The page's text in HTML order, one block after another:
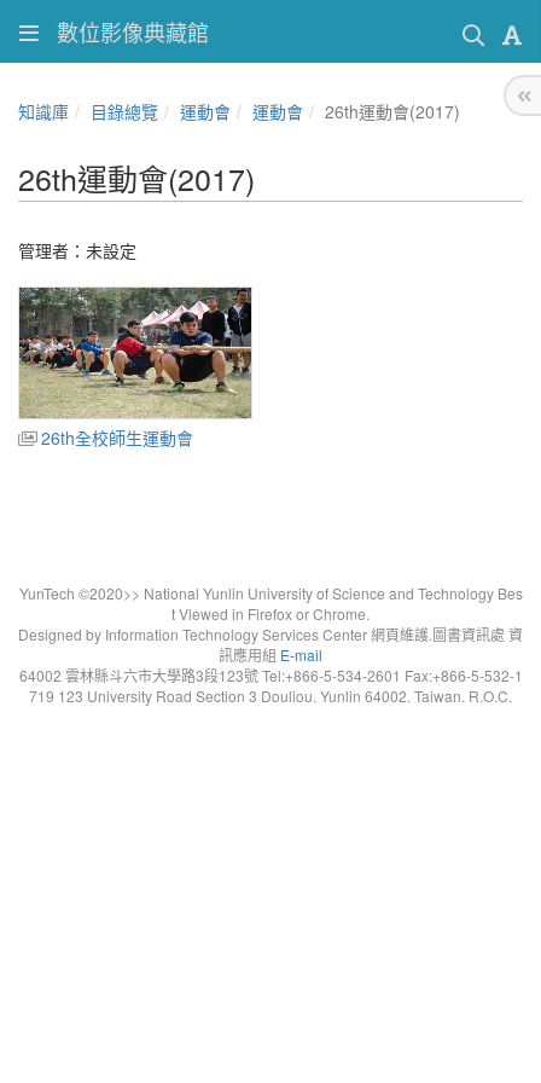
數位影像典藏館
知識庫 目錄總覽 運動會 運動會 26th運動會(2017)
26th運動會(2017)
管理者：未設定
26th全校師生運動會
YunTech ©2020>> National Yunlin University of Science and Technology Bes
t Viewed in Firefox or Chrome.
Designed by Information Technology Services Center 網頁維護.圖書資訊處 資
訊應用組 E-mail
64002 雲林縣斗六市大學路3段123號 Tel:+866-5-534-2601 Fax:+866-5-532-1
719 123 University Road Section 3 Douliou. Yunlin 64002. Taiwan. R.O.C.